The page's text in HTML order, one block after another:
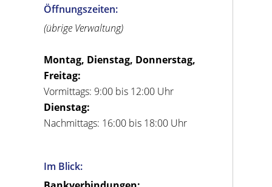
Öffnungszeiten:
(übrige Verwaltung)
Montag, Dienstag, Donnerstag,
Freitag:
Vormittags: 9:00 bis 12:00 Uhr
Dienstag:
Nachmittags: 16:00 bis 18:00 Uhr
Im Blick: